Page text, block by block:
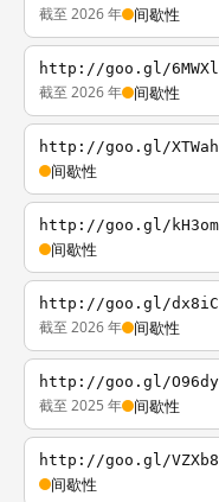
截至 2026 年 间歇性
http://goo.gl/
截至 2026 年 间歇性
http://goo.gl/
间歇性
http://goo.gl/
间歇性
http://goo.gl/
截至 2026 年 间歇性
http://goo.gl/
截至 2025 年 间歇性
http://goo.gl/
间歇性